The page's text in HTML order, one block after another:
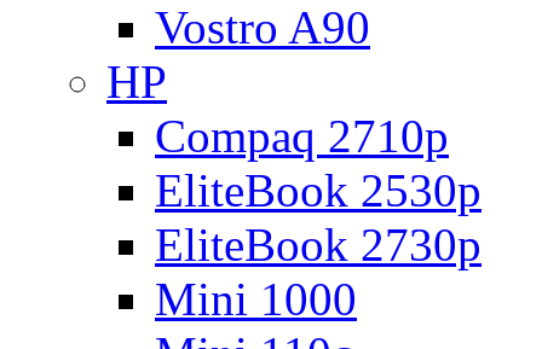
Vostro A90
HP
Compaq 2710p
EliteBook 2530p
EliteBook 2730p
Mini 1000